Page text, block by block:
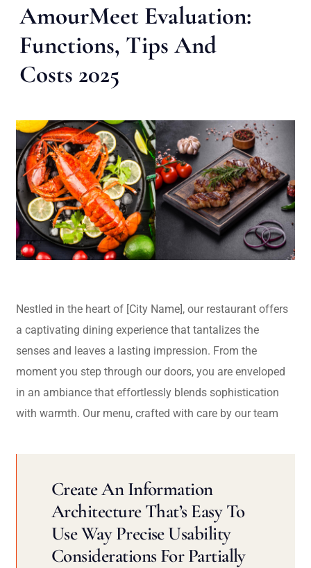
AmourMeet Evaluation:
Functions, Tips And
Costs 2025
Nestled in the heart of [City Name], our restaurant offers
a captivating dining experience that tantalizes the
senses and leaves a lasting impression. From the
moment you step through our doors, you are enveloped
in an ambiance that effortlessly blends sophistication
with warmth. Our menu, crafted with care by our team
Create An Information
Architecture That’s Easy To
Use Way Precise Usability
Considerations For Partially